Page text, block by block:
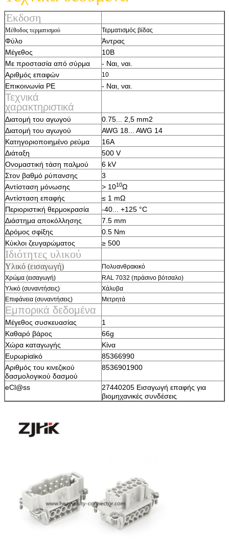
Έκδοση
Μέθοδος τερματισμού Τερματισμός βίδας
Φύλο
Άντρας
Μέγεθος
10Β
Με προστασία από σύρμα
- Ναι, ναι.
Αριθμός επαφών
10
Επικοινωνία PE - Ναι, ναι.
Τεχνικά
χαρακτηριστικά
Διατομή του αγωγού
0.75... 2,5 mm2
Διατομή του αγωγού
AWG 18... AWG 14
Κατηγοριοποιημένο ρεύμα
16Α
Διάταξη
500 V
Ονομαστική τάση παλμού
6 kV
Στον βαθμό ρύπανσης
3
Αντίσταση μόνωσης
> 1010Ω
Αντίσταση επαφής
≤ 1 mΩ
Περιοριστική θερμοκρασία
-40... +125 °C
Διάστημα αποκόλλησης
7.5 mm
Δρόμος σφίξης
0.5 Nm
Κύκλοι ζευγαρώματος
≥ 500
Ιδιότητες υλικού
Υλικό (εισαγωγή)
Πολυανθρακικό
Χρώμα (εισαγωγή)
RAL 7032 (πράσινο βότσαλο)
Υλικό (συναντήσεις)
Χάλυβα
Επιφάνεια (συναντήσεις)
Μετρητά
Εμπορικά δεδομένα
Μέγεθος συσκευασίας
1
Καθαρό βάρος
66g
Χώρα καταγωγής
Κίνα
Ευρωpiαϊκό
85366990
Αριθμός του κινεζικού
δασμολογικού δασμού
8536901900
eCl@ss
27440205 Εισαγωγή επαφής για
βιομηχανικές συνδέσεις